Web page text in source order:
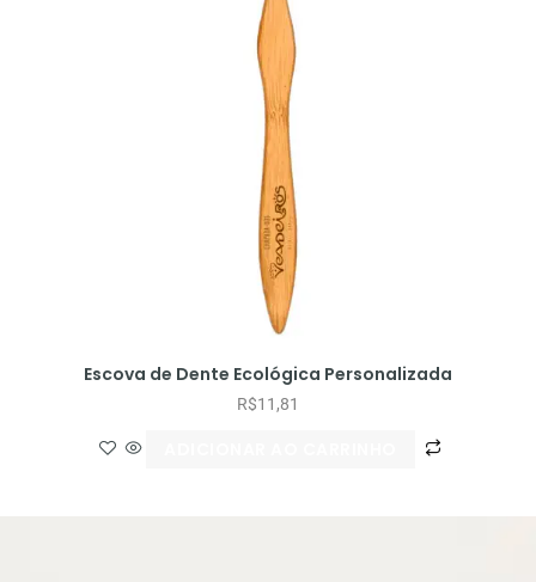
Escova de Dente Ecológica Personalizada
R$11,81